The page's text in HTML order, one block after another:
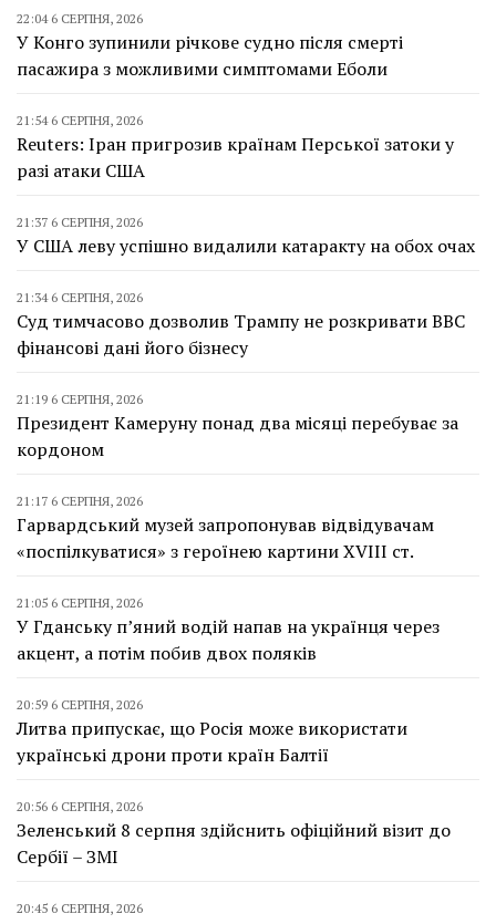
22:04 6 СЕРПНЯ, 2026
У Конго зупинили річкове судно після смерті
пасажира з можливими симптомами Еболи
21:54 6 СЕРПНЯ, 2026
Reuters: Іран пригрозив країнам Перської затоки у
разі атаки США
21:37 6 СЕРПНЯ, 2026
У США леву успішно видалили катаракту на обох очах
21:34 6 СЕРПНЯ, 2026
Суд тимчасово дозволив Трампу не розкривати BBC
фінансові дані його бізнесу
21:19 6 СЕРПНЯ, 2026
Президент Камеруну понад два місяці перебуває за
кордоном
21:17 6 СЕРПНЯ, 2026
Гарвардський музей запропонував відвідувачам
«поспілкуватися» з героїнею картини XVIII ст.
21:05 6 СЕРПНЯ, 2026
У Гданську п’яний водій напав на українця через
акцент, а потім побив двох поляків
20:59 6 СЕРПНЯ, 2026
Литва припускає, що Росія може використати
українські дрони проти країн Балтії
20:56 6 СЕРПНЯ, 2026
Зеленський 8 серпня здійснить офіційний візит до
Сербії – ЗМІ
20:45 6 СЕРПНЯ, 2026